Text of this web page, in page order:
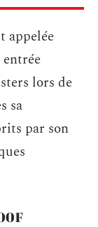
appelée
lors de
sa
par son